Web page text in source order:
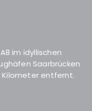
im idyllischen
Saarbrücken
Kilometer entfernt.